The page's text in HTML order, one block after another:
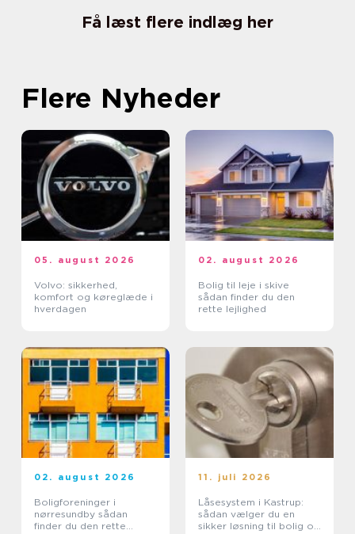
Få læst flere indlæg her
Flere Nyheder
05. august 2026
Volvo: sikkerhed,
komfort og køreglæde i
hverdagen
02. august 2026
Bolig til leje i skive
sådan finder du den
rette lejlighed
02. august 2026
Boligforeninger i
nørresundby sådan
finder du den rette
11. juli 2026
Låsesystem i Kastrup:
sådan vælger du en
sikker løsning til bolig og